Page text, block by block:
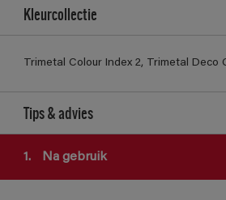
Kleurcollectie
Trimetal Colour Index 2, Trimetal Deco
Tips & advies
1. Na gebruik